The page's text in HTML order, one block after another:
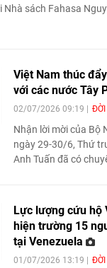
sách Fahasa
Việt Nam thúc
với các nước Tây
02/07/2026 09:19 ĐỜI
Nhận lời mời của Bộ
ngày 29-30/6, Thứ
Anh Tuấn đã có
Lực lượng cứu hộ
hiện trường 15
tại Venezuela
01/07/2026 13:19 ĐỜI